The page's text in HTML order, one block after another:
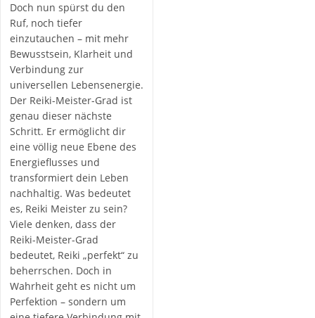
Doch nun spürst du den
Ruf, noch tiefer
einzutauchen – mit mehr
Bewusstsein, Klarheit und
Verbindung zur
universellen Lebensenergie.
Der Reiki-Meister-Grad ist
genau dieser nächste
Schritt. Er ermöglicht dir
eine völlig neue Ebene des
Energieflusses und
transformiert dein Leben
nachhaltig. Was bedeutet
es, Reiki Meister zu sein?
Viele denken, dass der
Reiki-Meister-Grad
bedeutet, Reiki „perfekt“ zu
beherrschen. Doch in
Wahrheit geht es nicht um
Perfektion – sondern um